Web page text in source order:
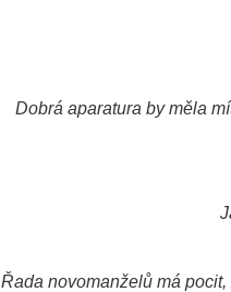
Dobrá aparatura by měla
Řada novomanželů má